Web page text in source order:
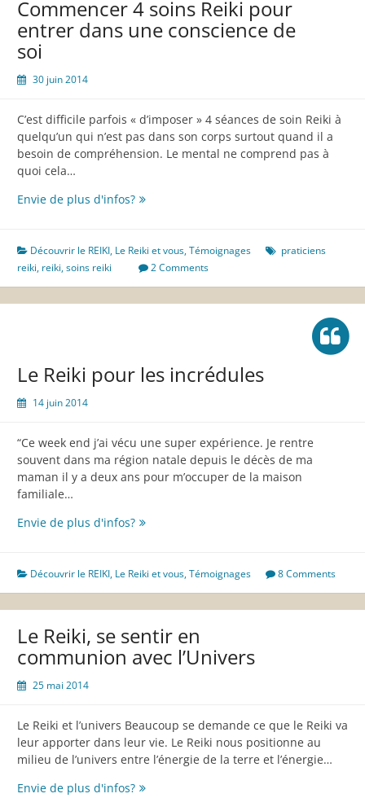
degré
reiki
Commencer 4 soins Reiki pour
entrer dans une conscience de
soi
30 juin 2014
C’est difficile parfois « d’imposer » 4 séances de soin Reiki à
quelqu’un qui n’est pas dans son corps surtout quand il a
besoin de compréhension. Le mental ne comprend pas à
quoi cela…
Envie de plus d'infos?Commencer
Reiki
pour
entrer
dans
soi
Découvrir le REIKI, Le Reiki et vous,Témoignages
praticiens
reiki, reiki,soins reiki 2 Comments
Le Reiki pour les incrédules
14 juin 2014
“Ce week end j’ai vécu une super expérience. Je rentre
souvent dans ma région natale depuis le décès de ma
maman il y a deux ans pour m’occuper de la maison
familiale…
Envie de plus d'infos?Le
les
incrédules
Découvrir le REIKI, Le Reiki et vous,Témoignages 8 Comments
Le Reiki, se sentir en
communion avec l’Univers
25 mai 2014
Le Reiki et l’univers Beaucoup se demande ce que le Reiki va
leur apporter dans leur vie. Le Reiki nous positionne au
milieu de l’univers entre l’énergie de la terre et l’énergie…
Envie de plus d'infos?Le